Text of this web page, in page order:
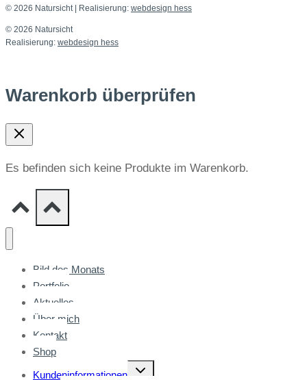
© 2026 Natursicht | Realisierung: webdesign hess
© 2026 Natursicht
Realisierung: webdesign hess
Warenkorb überprüfen
Es befinden sich keine Produkte im Warenkorb.
Bild des Monats
Portfolio
Aktuelles
Über mich
Kontakt
Shop
Kundeninformationen
Untermenü
umschalten